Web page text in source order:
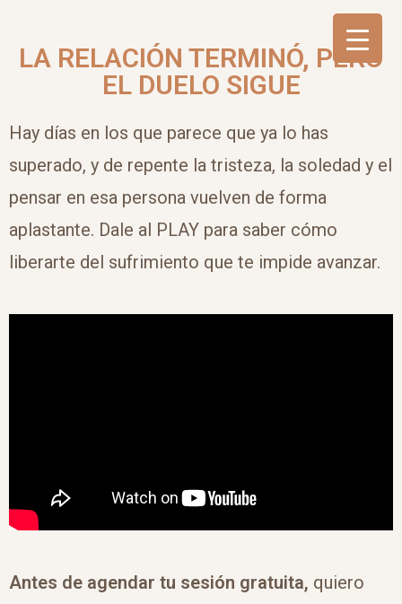
LA RELACIÓN TERMINÓ, PERO
EL DUELO SIGUE
Hay días en los que parece que ya lo has
superado, y de repente la tristeza, la soledad y el
pensar en esa persona vuelven de forma
aplastante. Dale al PLAY para saber cómo
liberarte del sufrimiento que te impide avanzar.
Antes de agendar tu sesión gratuita, quiero